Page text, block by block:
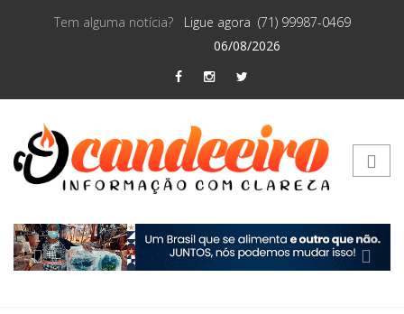
Tem alguma notícia? Ligue agora (71) 99987-0469
06/08/2026
Previous Next